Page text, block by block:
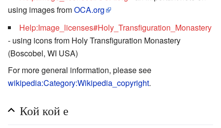
using images fromOCA.org
Help:Image_licenses#Holy_Transfiguration_Monastery
- using icons from Holy Transfiguration Monastery
(Boscobel, WI USA)
For more general information, please see
wikipedia:Category:Wikipedia_copyright.
Кой кой е